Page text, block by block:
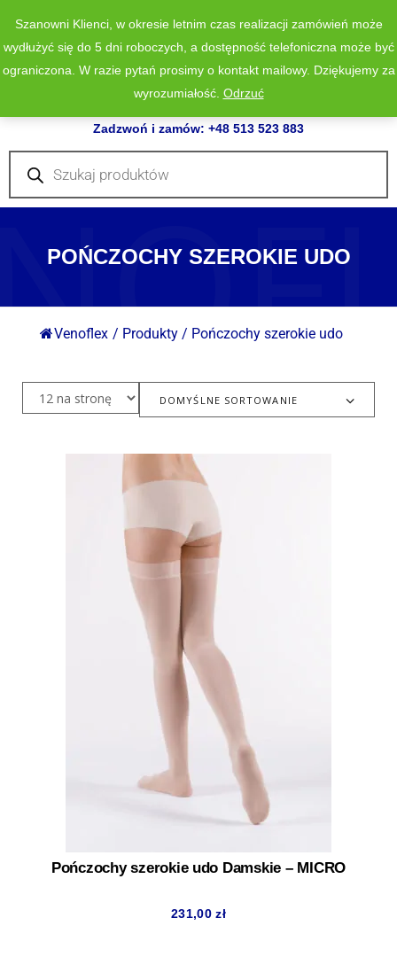
Zadzwoń i zamów: +48 513 523 883
Wyszukiwarka
produktów
POŃCZOCHY SZEROKIE UDO
Venoflex / Produkty / Pończochy szerokie udo
DOMYŚLNE SORTOWANIE
Pończochy szerokie udo Damskie – MICRO
231,00zł
Szanowni Klienci, w okresie letnim czas realizacji zamówień może
wydłużyć się do 5 dni roboczych, a dostępność telefoniczna może być
ograniczona. W razie pytań prosimy o kontakt mailowy. Dziękujemy za
wyrozumiałość. Odrzuć